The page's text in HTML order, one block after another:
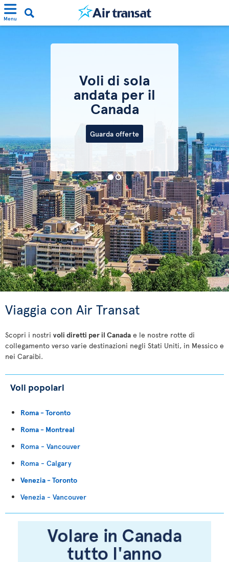
Menu
Voli di sola
andata per il
Canada
Guarda offerte
Viaggia con Air Transat
Scopri i nostri voli diretti per il Canada e le nostre rotte di
collegamento verso varie destinazioni negli Stati Uniti, in Messico e
nei Caraibi.
Voli popolari
Roma - Toronto
Roma - Montreal
Roma - Vancouver
Roma - Calgary
Venezia - Toronto
Venezia - Vancouver